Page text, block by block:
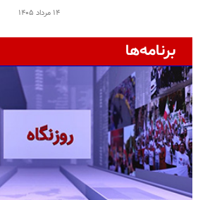
۱۴ مرداد ۱۴۰۵
برنامه‌ها